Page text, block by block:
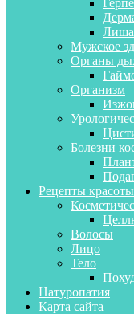
Мужское
Органы
Организм
Болезни
Рецепты красоты
Волосы
Лицо
Тело
Натуропатия
Карта сайта